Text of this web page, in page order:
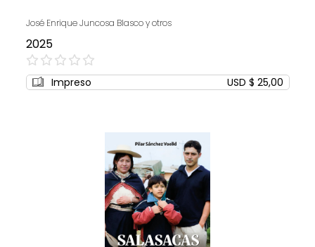
José Enrique Juncosa Blasco y otros
2025
0%
Impreso USD $ 25,00